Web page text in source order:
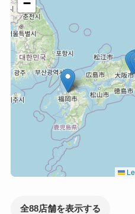
−
全88店舗を表示する